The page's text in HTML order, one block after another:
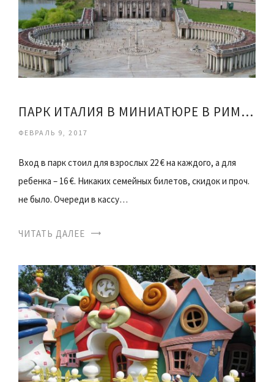
ПАРК ИТАЛИЯ В МИНИАТЮРЕ В РИМИНИ
ФЕВРАЛЬ 9, 2017
Вход в парк стоил для взрослых 22 € на каждого, а для
ребенка – 16 €. Никаких семейных билетов, скидок и проч.
не было. Очереди в кассу…
ЧИТАТЬ ДАЛЕЕ